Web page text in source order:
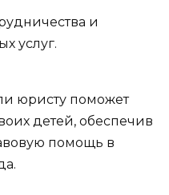
и
услуг.
юристу поможет
детей, обеспечив
помощь в